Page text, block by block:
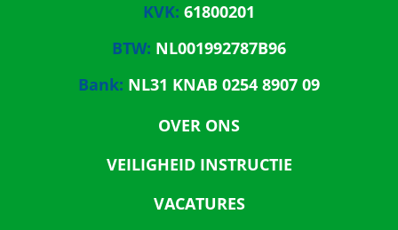
KVK: 61800201
BTW: NL001992787B96
Bank: NL31 KNAB 0254 8907 09
OVER ONS
VEILIGHEID INSTRUCTIE
VACATURES